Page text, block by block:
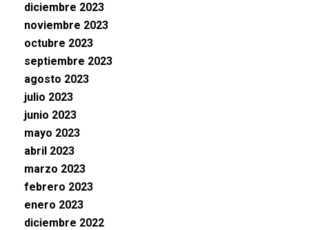
diciembre 2023
noviembre 2023
octubre 2023
septiembre 2023
agosto 2023
julio 2023
junio 2023
mayo 2023
abril 2023
marzo 2023
febrero 2023
enero 2023
diciembre 2022